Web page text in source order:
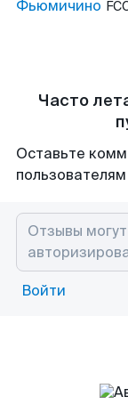
Фьюмичино
Часто
Оставьте
Войти